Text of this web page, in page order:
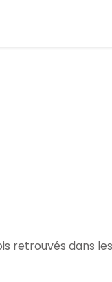
retrouvés dans